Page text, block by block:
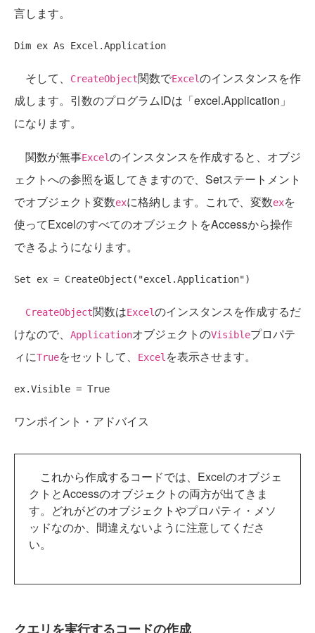
言します。
Dim ex As
そして、 CreateObject関数でExcelのインスタンスを作
成します。引数のプログラムIDは「excel.Application」
になります。
関数が無事Excelのインスタンスを作成すると、オブジ
ェクトへの参照を返してきますので、Setステートメント
でオブジェクト変数exに格納します。これで、変数exを
使ってExcelのすべてのオブジェクトをAccessから操作
できるようになります。
Set ex = CreateObject( "excel.Application"
CreateObject関数はExcelのインスタンスを作成するだ
けなので、
ApplicationオブジェクトのVisibleプロパテ
ィにTrueをセットして、 Excelを表示させます。
ex.Visible = True
ワンポイント・アドバイス
これから作成するコードでは、Excelのオブジェ
クトとAccessのオブジェクトの両方が出てきま
す。どれがどのオブジェクトやプロパティ・メソ
ッドなのか、間違えないように注意してくださ
い。
クエリを実行するコードの作成